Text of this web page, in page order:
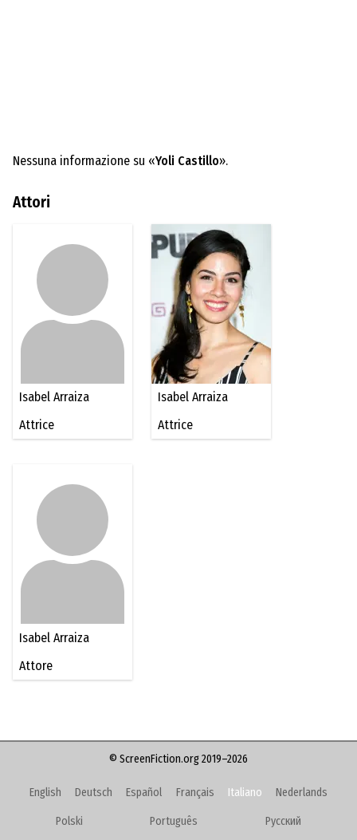
Nessuna informazione su «Yoli Castillo».
Attori
Isabel Arraiza
Attrice
Isabel Arraiza
Attrice
Isabel Arraiza
Attore
© ScreenFiction.org 2019–2026
English Deutsch Español Français Italiano Nederlands
Polski Português Русский